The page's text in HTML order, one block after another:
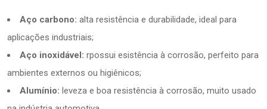
Aço carbono: alta resistência e durabilidade, ideal para
aplicações industriais;
Aço inoxidável: rpossui esistência à corrosão, perfeito para
ambientes externos ou higiênicos;
Alumínio: leveza e boa resistência à corrosão, muito usado